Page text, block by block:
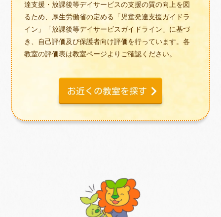
達支援・放課後等デイサービスの支援の質の向上を図
るため、厚生労働省の定める「児童発達支援ガイドラ
イン」「放課後等デイサービスガイドライン」に基づ
き、自己評価及び保護者向け評価を行っています。各
教室の評価表は教室ページよりご確認ください。